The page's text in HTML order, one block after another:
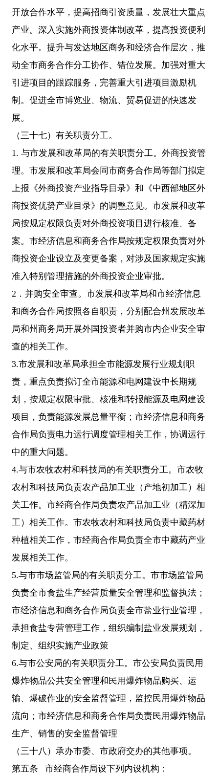
开放合作水平，提高招商引资质量，发展壮大重点
产业。深入实施外商投资体制改革，提高投资便利
化水平。提升与发达地区商务和经济合作层次，推
动全市商务合作分工协作、错位发展。加强对重大
引进项目的跟踪服务，完善重大引进项目激励机
制。促进全市博览业、物流、贸易促进的快速发
展。
（三十七）有关职责分工。
1. 与市发展和改革局的有关职责分工。外商投资管
理。市发展和改革局会同市商务合作局等部门拟定
上报《外商投资产业指导目录》和《中西部地区外
商投资优势产业目录》的调整意见。市发展和改革
局按规定权限负责对外商投资项目进行核准、备
案。市经济信息和商务合作局按规定权限负责对外
商投资企业设立及变更备案，对涉及国家规定实施
准入特别管理措施的外商投资企业审批。
2．并购安全审查。市发展和改革局和市经济信息
和商务合作局按照各自职责，分别配合州发展改革
局和州商务局开展外国投资者并购市内企业安全审
查的相关工作。
3.市发展和改革局承担全市能源发展行业规划职
责，重点负责拟订全市能源和电网建设中长期规
划，按规定权限审批、核准和转报能源及电网建设
项目，负责能源发展总量平衡；市经济信息和商务
合作局负责电力运行调度管理相关工作，协调运行
中的重大问题。
4.与市农牧农村和科技局的有关职责分工。市农牧
农村和科技局负责农产品加工业（产地初加工）相
关工作。市经商合作局负责农产品加工业（精深加
工）相关工作。市农牧农村和科技局负责中藏药材
种植相关工作，市经商合作局负责全市中藏药产业
发展相关工作。
5.与市市场监管局的有关职责分工。市市场监管局
负责全市食盐生产经营质量安全管理和监督执法；
市经济信息和商务合作局负责全市盐业行业管理，
承担食盐专营管理工作，组织编制盐业发展规划，
制定、组织实施产业政策
6.与市公安局的有关职责分工。市公安局负责民用
爆炸物品公共安全管理和民用爆炸物品购买、运
输、爆破作业的安全监督管理，监控民用爆炸物品
流向；市经济信息和商务合作局负责民用爆炸物品
生产、销售的安全监督管理
（三十八）承办市委、市政府交办的其他事项。
第五条 市经商合作局设下列内设机构：